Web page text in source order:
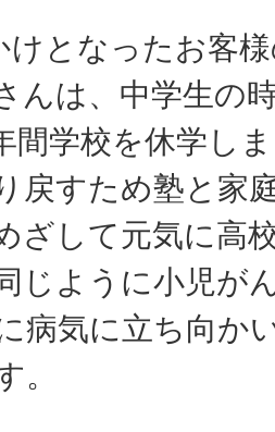
けとなったお客
んは、中学生の
間学校を休学し
戻すため塾と家
ざして元気に高
じように小児が
病気に立ち向か
。